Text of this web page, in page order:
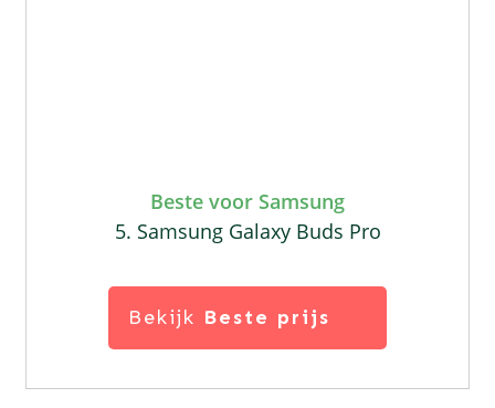
Beste voor Samsung
5. Samsung Galaxy Buds Pro
Bekijk Beste prijs